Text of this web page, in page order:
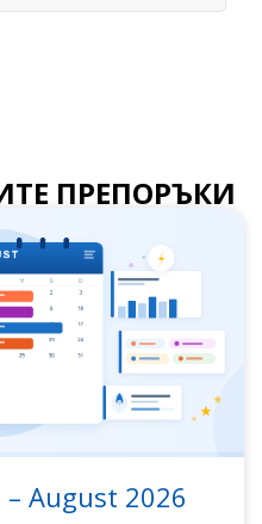
ПРЕПОРЪКИ
August 2026